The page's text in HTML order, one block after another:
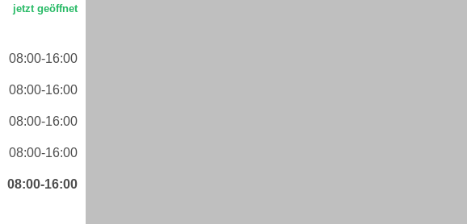
08:00-16:00
08:00-16:00
08:00-16:00
08:00-16:00
08:00-16:00